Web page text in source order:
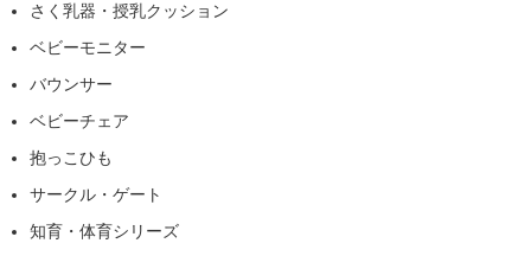
さく乳器・授乳クッション
ベビーモニター
バウンサー
ベビーチェア
抱っこひも
サークル・ゲート
知育・体育シリーズ